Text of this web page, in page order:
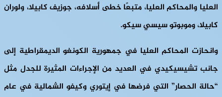
العليا والمحاكم العليا، متبعًا خطى أسلافه، جوزيف كابيلا، ولوران
كابيلا، وموبوتو سيسي سيكو.
وانحازت المحاكم العليا في جمهورية الكونغو الديمقراطية إلى
جانب تشيسيكيدي في العديد من الإجراءات المثيرة للجدل مثل
“حالة الحصار” التي فرضها في إيتوري وكيفو الشمالية في عام